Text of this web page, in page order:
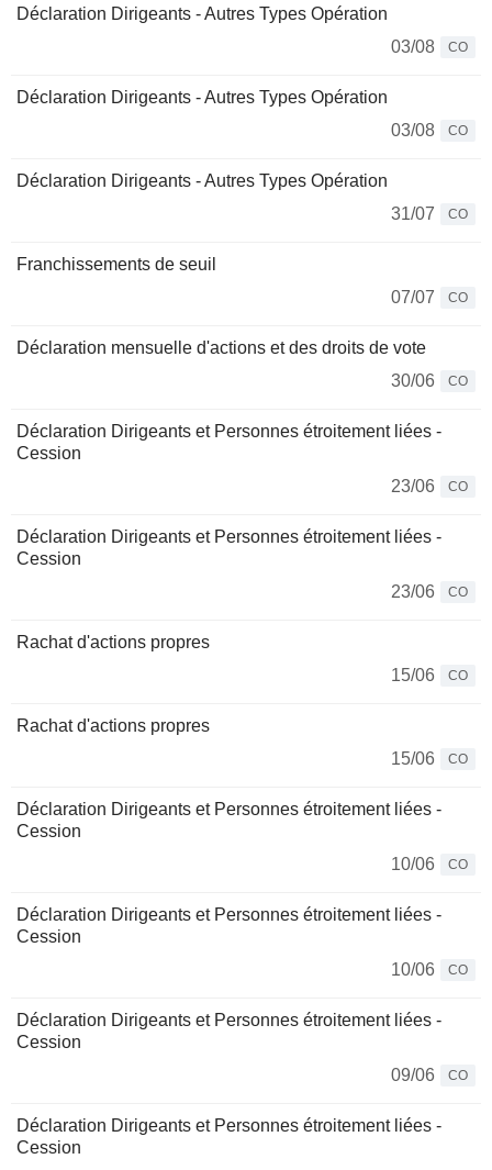
Déclaration Dirigeants - Autres Types Opération
03/08
CO
Déclaration Dirigeants - Autres Types Opération
03/08
CO
Déclaration Dirigeants - Autres Types Opération
31/07
CO
Franchissements de seuil
07/07
CO
Déclaration mensuelle d'actions et des droits de vote
30/06
CO
Déclaration Dirigeants et Personnes étroitement liées -
Cession
23/06
CO
Déclaration Dirigeants et Personnes étroitement liées -
Cession
23/06
CO
Rachat d'actions propres
15/06
CO
Rachat d'actions propres
15/06
CO
Déclaration Dirigeants et Personnes étroitement liées -
Cession
10/06
CO
Déclaration Dirigeants et Personnes étroitement liées -
Cession
10/06
CO
Déclaration Dirigeants et Personnes étroitement liées -
Cession
09/06
CO
Déclaration Dirigeants et Personnes étroitement liées -
Cession